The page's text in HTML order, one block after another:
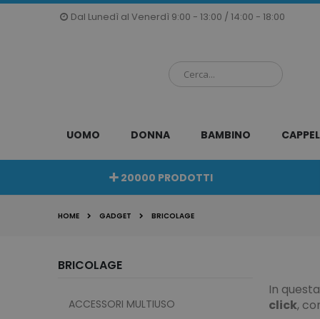
Dal Lunedì al Venerdì 9:00 - 13:00 / 14:00 - 18:00
Salta
UOMO DONNA BAMBINO
20000 PRODOTTI
HOME GADGET BRICOLAGE
In
click,
BRICOLAGE
ACCESSORI MULTIUSO